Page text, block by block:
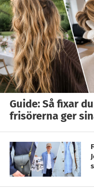
Guide: Så fixar
frisörerna ger